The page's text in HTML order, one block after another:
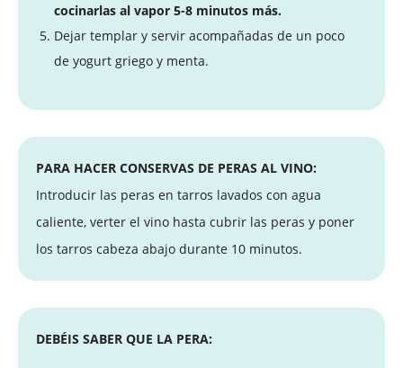
cocinarlas al vapor 5-8 minutos más.
Dejar templar y servir acompañadas de un poco
de yogurt griego y menta.
PARA HACER CONSERVAS DE PERAS AL VINO:
Introducir las peras en tarros lavados con agua
caliente, verter el vino hasta cubrir las peras y poner
los tarros cabeza abajo durante 10 minutos.
DEBÉIS SABER QUE LA PERA: